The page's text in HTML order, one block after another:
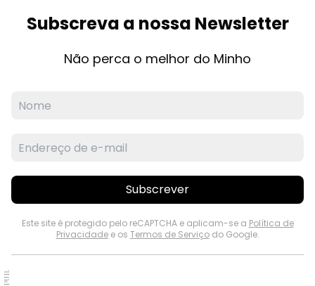
Subscreva a nossa Newsletter
Não perca o melhor do Minho
Subscrever
Este site é protegido pelo reCAPTCHA e aplicam-se a Política de
Privacidadee os Termos de Serviçodo Google.
PUB.